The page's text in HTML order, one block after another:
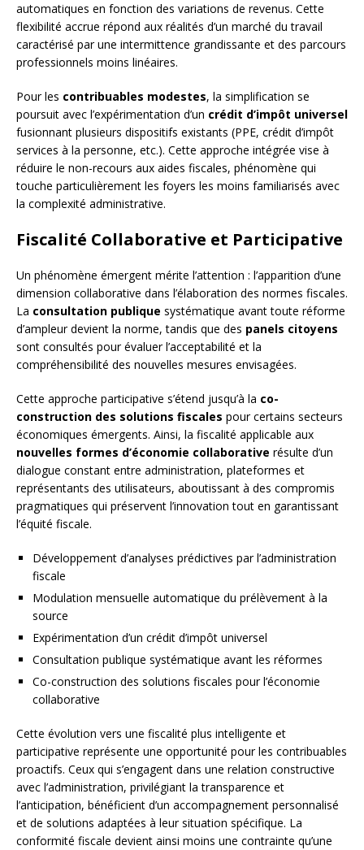
automatiques en fonction des variations de revenus. Cette
flexibilité accrue répond aux réalités d’un marché du travail
caractérisé par une intermittence grandissante et des parcours
professionnels moins linéaires.
Pour les contribuables modestes, la simplification se
poursuit avec l’expérimentation d’un crédit d’impôt universel
fusionnant plusieurs dispositifs existants (PPE, crédit d’impôt
services à la personne, etc.). Cette approche intégrée vise à
réduire le non-recours aux aides fiscales, phénomène qui
touche particulièrement les foyers les moins familiarisés avec
la complexité administrative.
Fiscalité Collaborative et Participative
Un phénomène émergent mérite l’attention : l’apparition d’une
dimension collaborative dans l’élaboration des normes fiscales.
La consultation publique systématique avant toute réforme
d’ampleur devient la norme, tandis que des panels citoyens
sont consultés pour évaluer l’acceptabilité et la
compréhensibilité des nouvelles mesures envisagées.
Cette approche participative s’étend jusqu’à la co-
construction des solutions fiscales pour certains secteurs
économiques émergents. Ainsi, la fiscalité applicable aux
nouvelles formes d’économie collaborative résulte d’un
dialogue constant entre administration, plateformes et
représentants des utilisateurs, aboutissant à des compromis
pragmatiques qui préservent l’innovation tout en garantissant
l’équité fiscale.
Développement d’analyses prédictives par l’administration
fiscale
Modulation mensuelle automatique du prélèvement à la
source
Expérimentation d’un crédit d’impôt universel
Consultation publique systématique avant les réformes
Co-construction des solutions fiscales pour l’économie
collaborative
Cette évolution vers une fiscalité plus intelligente et
participative représente une opportunité pour les contribuables
proactifs. Ceux qui s’engagent dans une relation constructive
avec l’administration, privilégiant la transparence et
l’anticipation, bénéficient d’un accompagnement personnalisé
et de solutions adaptées à leur situation spécifique. La
conformité fiscale devient ainsi moins une contrainte qu’une